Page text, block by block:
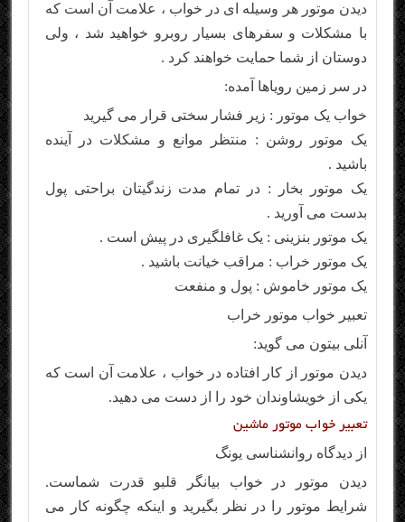
دیدن موتور هر وسیله ای در خواب ، علامت آن است که
با مشکلات و سفرهای بسیار روبرو خواهید شد ، ولی
دوستان از شما حمایت خواهند کرد .
در سر زمین رویاها آمده:
خواب یک موتور : زیر فشار سختی قرار می گیرید
یک موتور روشن : منتظر موانع و مشکلات در آینده
باشید .
یک موتور بخار : در تمام مدت زندگیتان براحتی پول
بدست می آورید .
یک موتور بنزینی : یک غافلگیری در پیش است .
یک موتور خراب : مراقب خیانت باشید .
یک موتور خاموش : پول و منفعت
تعبیر خواب موتور خراب
آنلی بیتون می گوید:
دیدن موتور از کار افتاده در خواب ، علامت آن است که
یکی از خویشاوندان خود را از دست می دهید.
تعبیر خواب موتور ماشین
از دیدگاه روانشناسی یونگ
دیدن موتور در خواب بیانگر قلبو قدرت شماست.
شرایط موتور را در نظر بگیرید و اینکه چگونه کار می